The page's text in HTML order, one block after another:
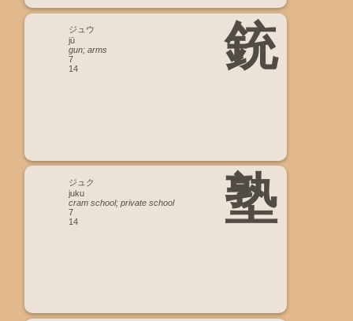
銃
ジュウ
jū
gun; arms
7
14
塾
ジュク
juku
cram school; private school
7
14